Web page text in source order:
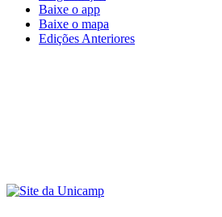
Baixe o app
Baixe o mapa
Edições Anteriores